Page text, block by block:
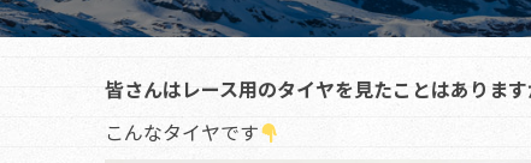
皆さんはレース用のタイヤを見たことはあります
こんなタイヤです